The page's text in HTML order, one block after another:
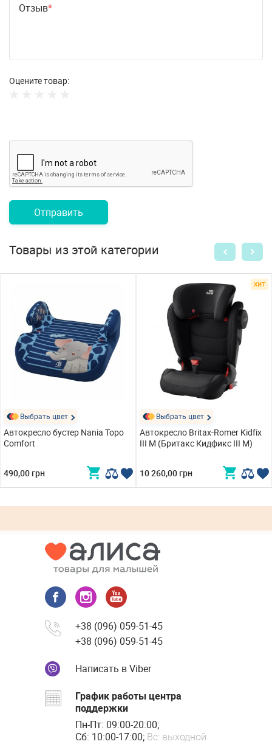
Отзыв
Оцените товар:
Отправить
Товары из этой категории
Выбрать цвет
Автокресло бустер Nania Topo
Comfort
490,00 грн
ХИТ
Выбрать цвет
Автокресло Britax-Romer Kidfix
III M (Бритакс Кидфикс III М)
10 260,00 грн
+38 (096) 059-51-45
+38 (096) 059-51-45
Написать в Viber
График работы центра
поддержки
Пн-Пт: 09:00-20:00;
Сб: 10:00-17:00; Вс: выходной